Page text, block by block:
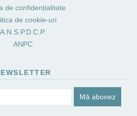
de confidențialitate
de cookie-uri
A.N.S.P.D.C.P.
ANPC